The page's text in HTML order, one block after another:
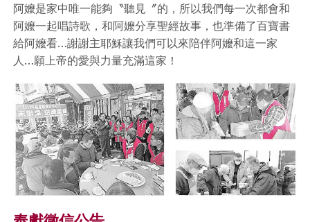
阿嬤是家中唯一能夠〝聽見〞的，所以我們每一次都會和
阿嬤一起唱詩歌，和阿嬤分享聖經故事，也準備了百寶書
給阿嬤看…謝謝主耶穌讓我們可以來陪伴阿嬤和這一家
人…願上帝的愛與力量充滿這家！